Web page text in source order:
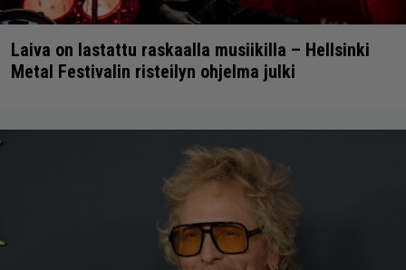
Laiva on lastattu raskaalla musiikilla – Hellsinki
Metal Festivalin risteilyn ohjelma julki